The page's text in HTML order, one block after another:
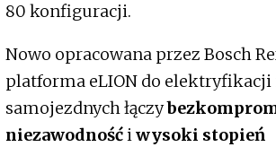
80 konfiguracji.
Nowo opracowana przez Bosch
platforma eLION do elektryfikacji
samojezdnych łączy
niezawodnośćiwysoki stopień